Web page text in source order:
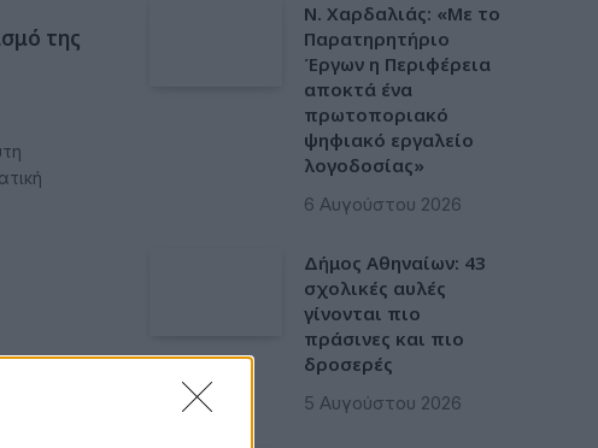
της
Ν. Χαρδαλιάς: «Με το
Παρατηρητήριο
Έργων η Περιφέρεια
αποκτά ένα
πρωτοποριακό
ψηφιακό εργαλείο
λογοδοσίας»
6 Αυγούστου 2026
Δήμος Αθηναίων: 43
σχολικές αυλές
γίνονται πιο
πράσινες και πιο
δροσερές
5 Αυγούστου 2026